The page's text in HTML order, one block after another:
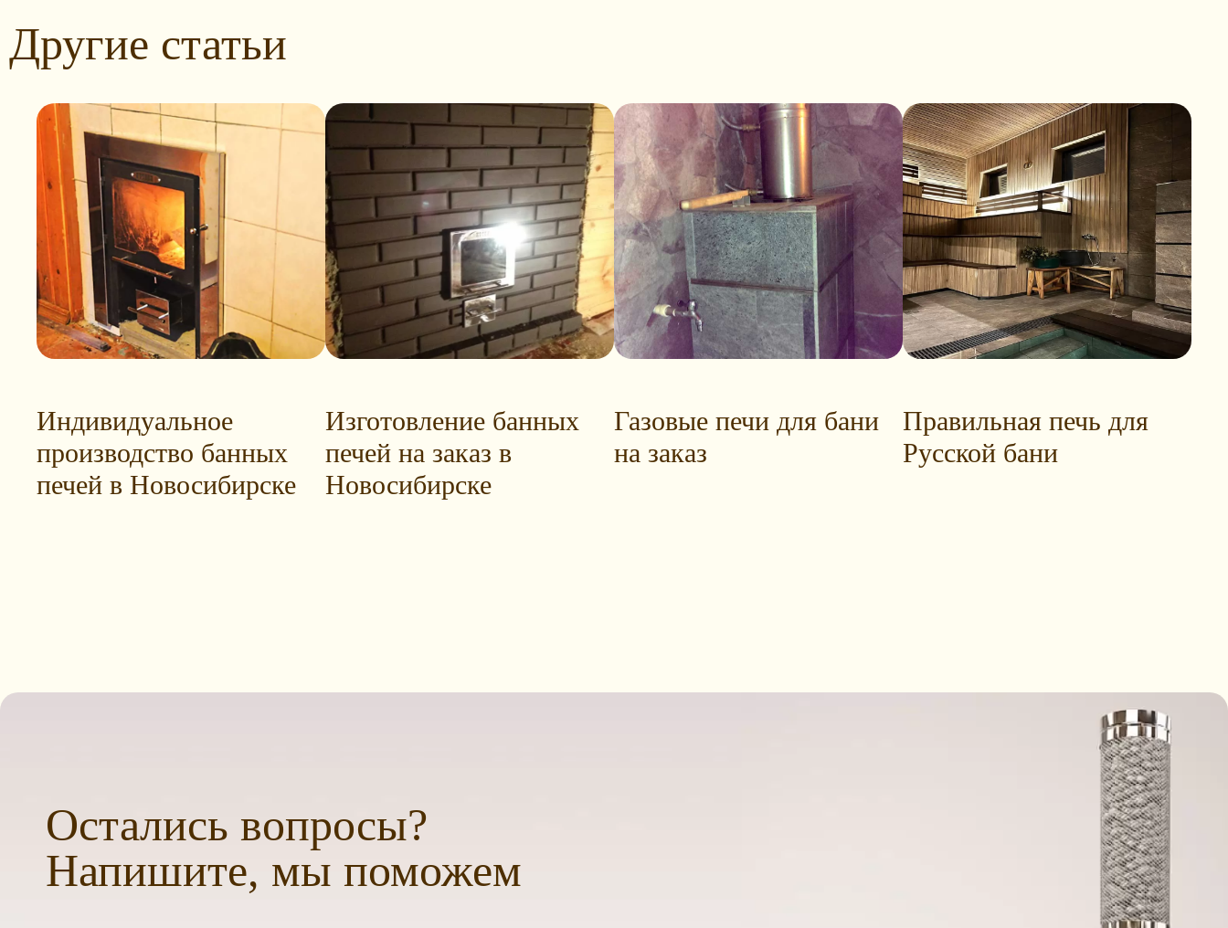
Другие статьи
Индивидуальное
производство банных
печей в Новосибирске
Изготовление банных
печей на заказ в
Новосибирске
Газовые печи для бани
на заказ
Правильная печь для
Русской бани
Остались вопросы?
Напишите, мы поможем